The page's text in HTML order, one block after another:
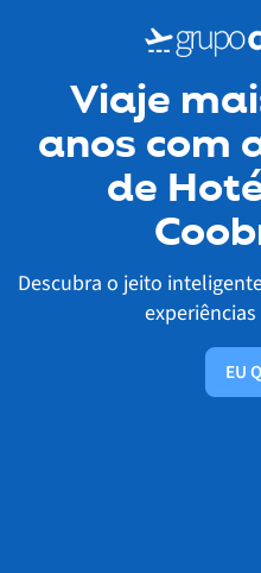
Viaje
anos com
de
Descubra o jeito
EU